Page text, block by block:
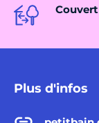
Couvert
Plus d'infos